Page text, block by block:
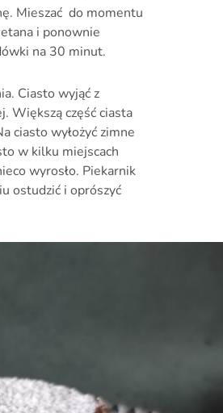
Mieszać do momentu
i ponownie
na 30 minut.
Ciasto wyjąć z
Większą część ciasta
ciasto wyłożyć zimne
w kilku miejscach
wyrosło. Piekarnik
ostudzić i oprószyć